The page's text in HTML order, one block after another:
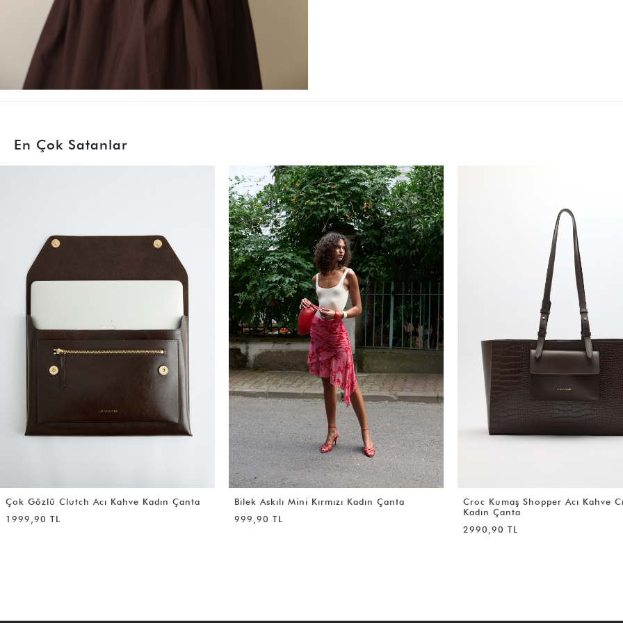
En Çok Satanlar
Bilek Askılı Mini Kırmızı Kadın Çanta
999,90 TL
Croc Kumaş Shopper Acı Kahve Croc
Yumuşak Formlu Omuz Çantası
Kadın Çanta
2999,90 TL